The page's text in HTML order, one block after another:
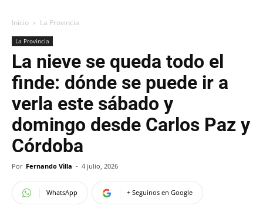
Inicio La Provincia
La Provincia
La nieve se queda todo el
finde: dónde se puede ir a
verla este sábado y
domingo desde Carlos Paz y
Córdoba
Por Fernando Villa - 4 julio, 2026
WhatsApp + Seguinos en Google